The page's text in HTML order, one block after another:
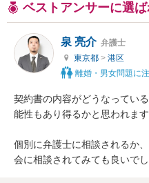
ベストアンサーに選
泉 亮介 弁護士
東京都 > 港区
離婚・男女問題に
契約書の内容がどうなってい
能性もあり得るかと思われます
個別に弁護士に相談されるか
会に相談されてみても良いでし